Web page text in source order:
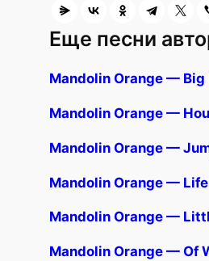
Еще песни
Mandolin Orange — Big
Mandolin Orange —
Mandolin Orange —
Mandolin Orange —
Mandolin Orange —
Mandolin Orange — Of